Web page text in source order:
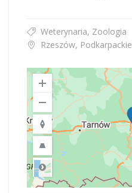
Weterynaria, Zoologia
Rzeszów, Podkarpackie
Road